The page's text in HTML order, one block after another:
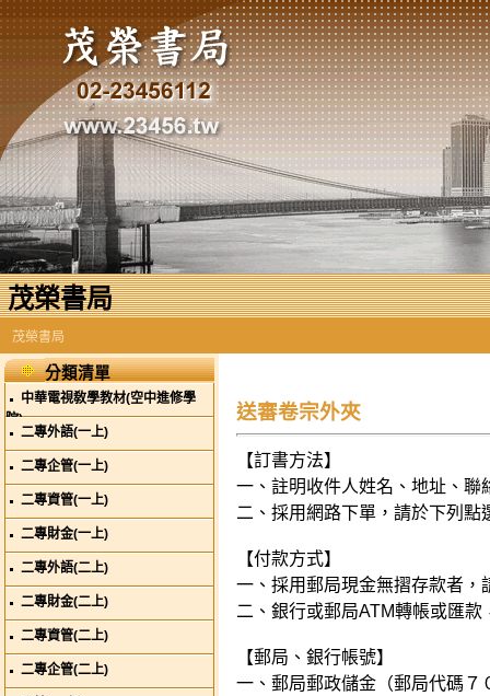
茂榮書局
茂榮書局
分類清單
中華電視敎學教材(空中進修學
院)
二專外語(一上)
二專企管(一上)
二專資管(一上)
二專財金(一上)
二專外語(二上)
二專財金(二上)
二專資管(二上)
二專企管(二上)
送審卷宗外夾
【訂書方法】
一、註明收件人姓名、地址、
二、採用網路下單，請於下列點
【付款方式】
一、採用郵局現金無摺存款者，
二、銀行或郵局ATM轉帳或匯
【郵局、銀行帳號】
一、郵局郵政儲金（郵局代碼７